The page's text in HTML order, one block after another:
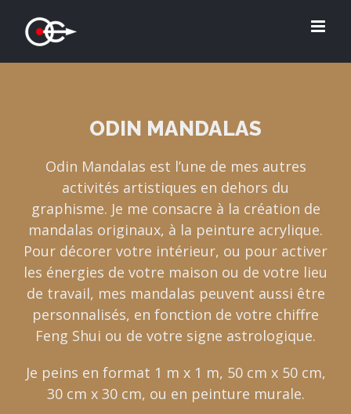
content
ODIN MANDALAS
Odin Mandalas est l’une de mes autres
activités artistiques en dehors du
graphisme. Je me consacre à la création de
mandalas originaux, à la peinture acrylique.
Pour décorer votre intérieur, ou pour activer
les énergies de votre maison ou de votre lieu
de travail, mes mandalas peuvent aussi être
personnalisés, en fonction de votre chiffre
Feng Shui ou de votre signe astrologique.
Je peins en format 1 m x 1 m, 50 cm x 50 cm,
30 cm x 30 cm, ou en peinture murale.